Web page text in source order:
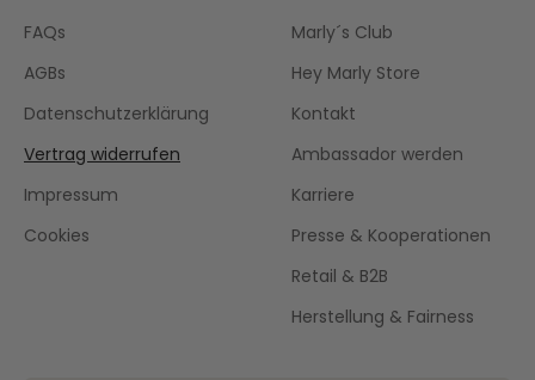
FAQs
AGBs
Datenschutzerklärung
Vertrag widerrufen
Impressum
Cookies
Marly´s Club
Hey Marly Store
Kontakt
Ambassador werden
Karriere
Presse & Kooperationen
Retail & B2B
Herstellung & Fairness